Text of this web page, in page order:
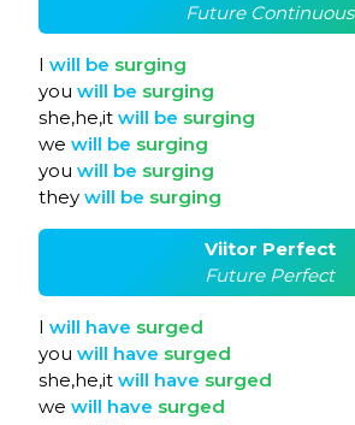
Future Continuous
I will be surging
you will be surging
she,he,it will be surging
we will be surging
you will be surging
they will be surging
Viitor Perfect
Future Perfect
I will have surged
you will have surged
she,he,it will have surged
we will have surged